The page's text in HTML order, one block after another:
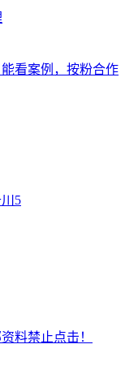
看案例，按粉合作
5
料禁止点击！